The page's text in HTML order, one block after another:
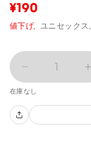
¥190
値下げ, ユニセックス,
1
在庫なし